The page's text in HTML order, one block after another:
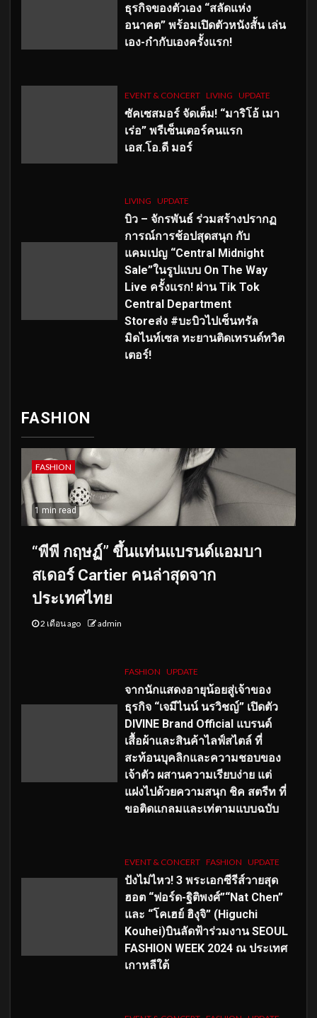
ธุรกิจของตัวเอง “สลัดแห่ง
อนาคต” พร้อมเปิดตัวหนังสั้น เล่น
เอง-กำกับเองครั้งแรก!
EVENT & CONCERT LIVING UPDATE
ซัคเซสมอร์ จัดเต็ม! “มาริโอ้ เมา
เร่อ” พรีเซ็นเตอร์คนแรก
เอส.โอ.ดี มอร์
LIVING UPDATE
บิว – จักรพันธ์ ร่วมสร้างปรากฏ
การณ์การช้อปสุดสนุก กับ
แคมเปญ “Central Midnight
Sale”ในรูปแบบ On The Way
Live ครั้งแรก! ผ่าน Tik Tok
Central Department
Storeส่ง #บะบิวไปเซ็นทรัล
มิดไนท์เซล ทะยานติดเทรนด์ทวิต
เตอร์!
FASHION
FASHION
1 min read
“พีพี กฤษฏ์” ขึ้นแท่นแบรนด์แอมบา
สเดอร์ Cartier คนล่าสุดจาก
ประเทศไทย
2 เดือน ago admin
FASHION UPDATE
จากนักแสดงอายุน้อยสู่เจ้าของ
ธุรกิจ “เจมีไนน์ นรวิชญ์” เปิดตัว
DIVINE Brand Official แบรนด์
เสื้อผ้าและสินค้าไลฟ์สไตล์ ที่
สะท้อนบุคลิกและความชอบของ
เจ้าตัว ผสานความเรียบง่าย แต่
แฝงไปด้วยความสนุก ชิค สตรีท ที่
ขอติดแกลมและเท่ตามแบบฉบับ
EVENT & CONCERT FASHION UPDATE
ปังไม่ไหว! 3 พระเอกซีรีส์วายสุด
ฮอต “ฟอร์ด-ฐิติพงศ์”“Nat Chen”
และ “โคเฮย์ ฮิงุจิ” (Higuchi
Kouhei)บินลัดฟ้าร่วมงาน SEOUL
FASHION WEEK 2024 ณ ประเทศ
เกาหลีใต้